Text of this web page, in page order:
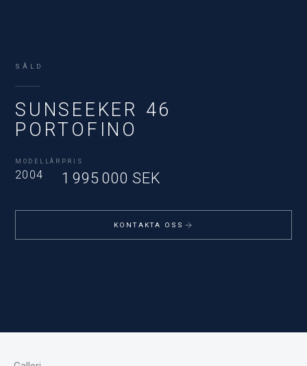
SÅLD
SUNSEEKER 46
PORTOFINO
MODELLÅR
2004
PRIS
1 995 000 SEK
KONTAKTA OSS